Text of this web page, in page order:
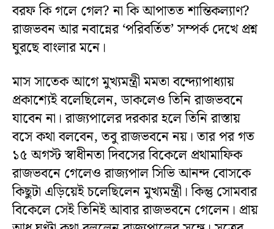
বরফ কি গলে গেল? না কি আপাতত শান্তিকল্যাণ?
রাজভবন আর নবান্নের ‘পরিবর্তিত’ সম্পর্ক দেখে প্রশ্ন
ঘুরছে বাংলার মনে।
মাস সাতেক আগে মুখ্যমন্ত্রী মমতা বন্দ্যোপাধ্যায়
প্রকাশ্যেই বলেছিলেন, ডাকলেও তিনি রাজভবনে
যাবেন না। রাজ্যপালের দরকার হলে তিনি রাস্তায়
বসে কথা বলবেন, তবু রাজভবনে নয়। তার পর গত
১৫ অগস্ট স্বাধীনতা দিবসের বিকেলে প্রথামাফিক
রাজভবনে গেলেও রাজ্যপাল সিভি আনন্দ বোসকে
কিছুটা এড়িয়েই চলেছিলেন মুখ্যমন্ত্রী। কিন্তু সোমবার
বিকেলে সেই তিনিই আবার রাজভবনে গেলেন। প্রায়